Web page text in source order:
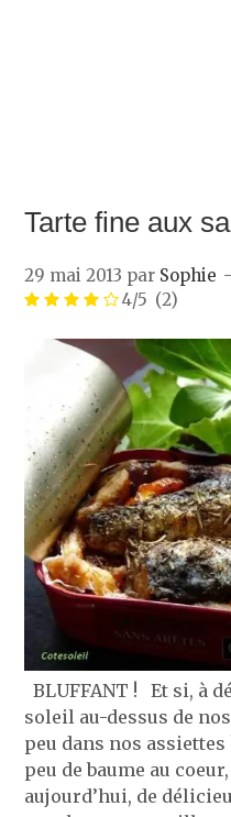
Tarte fine aux
29 mai 2013 par Sophie
4/5 (2)
BLUFFANT ! Et si, à
soleil au-dessus de
peu dans nos
peu de baume au
aujourd’hui, de